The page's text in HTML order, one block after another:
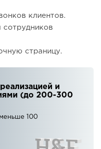
клиентов.
страницу.
и
(до 200-300
100